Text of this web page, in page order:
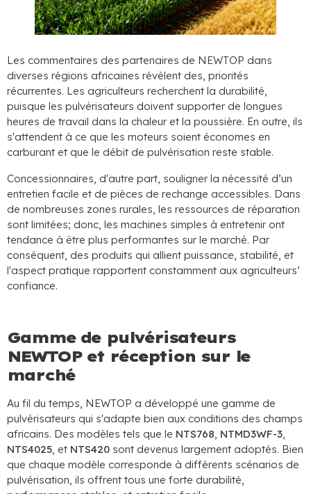
Les commentaires des partenaires de NEWTOP dans
diverses régions africaines révèlent des, priorités
récurrentes. Les agriculteurs recherchent la durabilité,
puisque les pulvérisateurs doivent supporter de longues
heures de travail dans la chaleur et la poussière. En outre, ils
s'attendent à ce que les moteurs soient économes en
carburant et que le débit de pulvérisation reste stable.
Concessionnaires, d'autre part, souligner la nécessité d’un
entretien facile et de pièces de rechange accessibles. Dans
de nombreuses zones rurales, les ressources de réparation
sont limitées; donc, les machines simples à entretenir ont
tendance à être plus performantes sur le marché. Par
conséquent, des produits qui allient puissance, stabilité, et
l'aspect pratique rapportent constamment aux agriculteurs’
confiance.
Gamme de pulvérisateurs
NEWTOP et réception sur le
marché
Au fil du temps, NEWTOP a développé une gamme de
pulvérisateurs qui s'adapte bien aux conditions des champs
africains. Des modèles tels que le NTS768, NTMD3WF-3,
NTS4025, et NTS420 sont devenus largement adoptés. Bien
que chaque modèle corresponde à différents scénarios de
pulvérisation, ils offrent tous une forte durabilité,